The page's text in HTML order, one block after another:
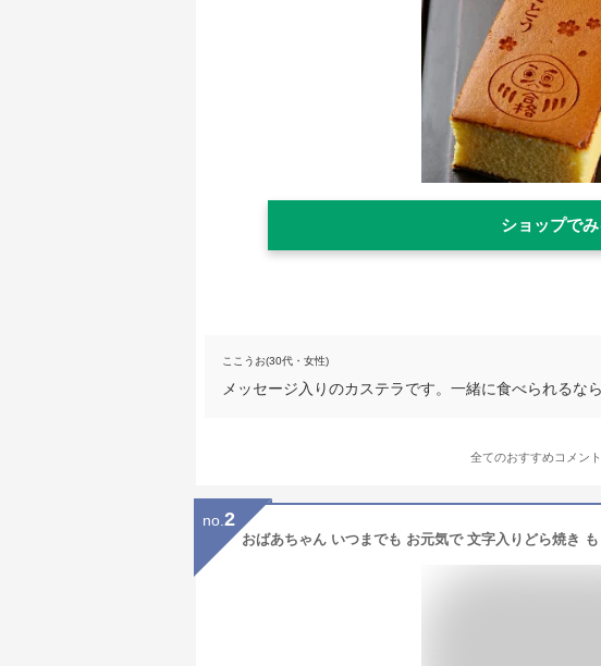
ショップで
ここうお(30代・女性)
メッセージ入りのカステラです。一緒に食べられるな
全てのおすすめコメント
no. 2